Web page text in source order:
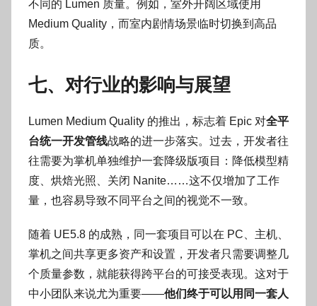
不同的 Lumen 质量。例如，室外开阔区域使用
Medium Quality，而室内剧情场景临时切换到高品
质。
七、对行业的影响与展望
Lumen Medium Quality 的推出，标志着 Epic 对全平
台统一开发管线战略的进一步落实。过去，开发者往
往需要为掌机单独维护一套降级版项目：降低模型精
度、烘焙光照、关闭 Nanite……这不仅增加了工作
量，也容易导致不同平台之间的视觉不一致。
随着 UE5.8 的成熟，同一套项目可以在 PC、主机、
掌机之间共享更多资产和设置，开发者只需要调整几
个质量参数，就能获得跨平台的可接受表现。这对于
中小团队来说尤为重要——他们终于可以用同一套人